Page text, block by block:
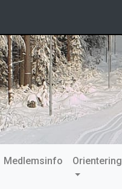
Medlemsinfo Orientering